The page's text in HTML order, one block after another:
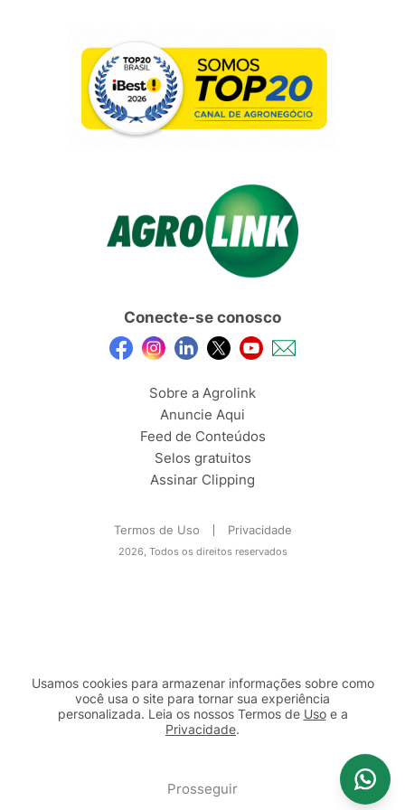
Conecte-se conosco
Sobre a Agrolink
Anuncie Aqui
Feed de Conteúdos
Selos gratuitos
Assinar Clipping
Termos de Uso Privacidade
2026, Todos os direitos reservados
Usamos cookies para armazenar informações sobre como
você usa o site para tornar sua experiência
personalizada. Leia os nossos Termos de Usoe a
Privacidade.
Prosseguir